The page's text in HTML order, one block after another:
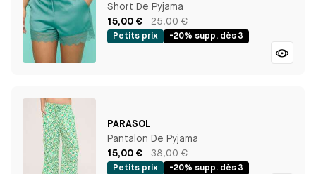
Short De Pyjama
15,00 €
25,00 €
Petits prix -20% supp. dès 3
PARASOL
Pantalon De Pyjama
15,00 €
38,00 €
Petits prix -20% supp. dès 3